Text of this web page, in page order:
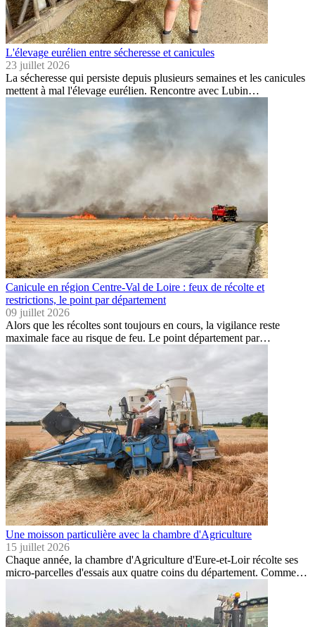
L'élevage eurélien entre sécheresse et canicules
23 juillet 2026
La sécheresse qui persiste depuis plusieurs semaines et les canicules
mettent à mal l'élevage eurélien. Rencontre avec Lubin…
Canicule en région Centre-Val de Loire : feux de récolte et
restrictions, le point par département
09 juillet 2026
Alors que les récoltes sont toujours en cours, la vigilance reste
maximale face au risque de feu. Le point département par…
Une moisson particulière avec la chambre d'Agriculture
15 juillet 2026
Chaque année, la chambre d'Agriculture d'Eure-et-Loir récolte ses
micro-parcelles d'essais aux quatre coins du département. Comme…